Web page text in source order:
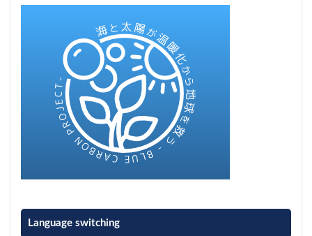
Language switching